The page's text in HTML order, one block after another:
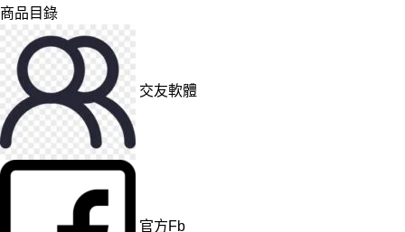
商品目錄
交友軟體
官方Fb